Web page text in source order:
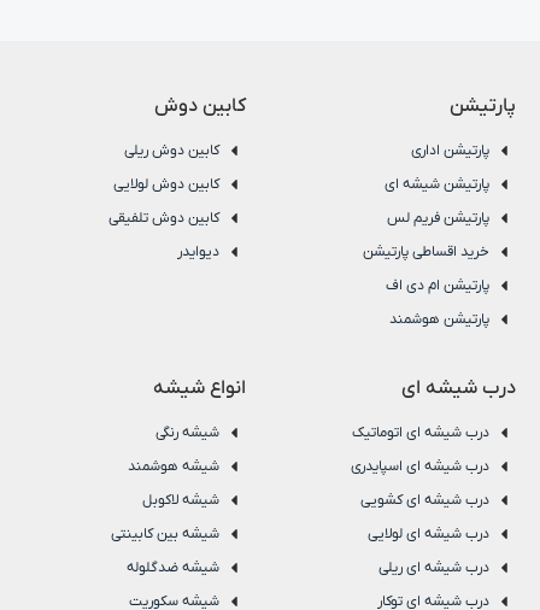
پارتیشن
پارتیشن اداری
پارتیشن شیشه ای
پارتیشن فریم لس
خرید اقساطی پارتیشن
پارتیشن ام دی اف
پارتیشن هوشمند
کابین دوش
کابین دوش ریلی
کابین دوش لولایی
کابین دوش تلفیقی
دیوایدر
درب شیشه ای
درب شیشه ای اتوماتیک
درب شیشه ای اسپایدری
درب شیشه ای کشویی
درب شیشه ای لولایی
درب شیشه ای ریلی
درب شیشه ای توکار
انواع شیشه
شیشه رنگی
شیشه هوشمند
شیشه لاکوبل
شیشه بین کابینتی
شیشه ضدگلوله
شیشه سکوریت